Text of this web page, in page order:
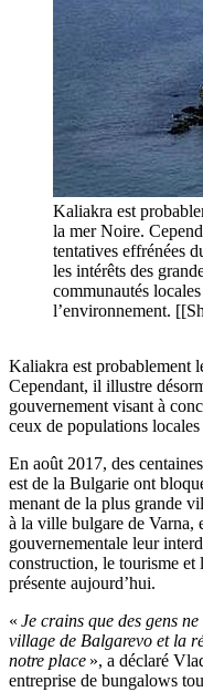
Kaliakra est
la mer Noire.
tentatives effrénées
les intérêts des
communautés
l’environnement.
Kaliakra est probablement
Cependant, il illustre
gouvernement visant à
ceux de populations
En août 2017, des
est de la Bulgarie ont
menant de la plus grande
à la ville bulgare de Varna,
gouvernementale leur
construction, le tourisme et
présente aujourd’hui.
« Je crains que des gens
village de Balgarevo et la
notre place », a déclaré
entreprise de bungalows